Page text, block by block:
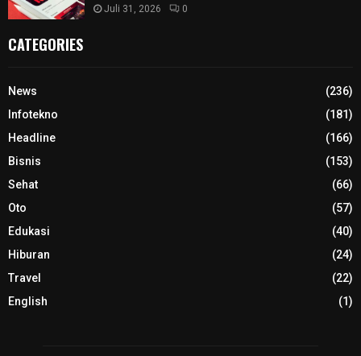
Juli 31, 2026 0
CATEGORIES
News
(236)
Infotekno
(181)
Headline
(166)
Bisnis
(153)
Sehat
(66)
Oto
(57)
Edukasi
(40)
Hiburan
(24)
Travel
(22)
English
(1)